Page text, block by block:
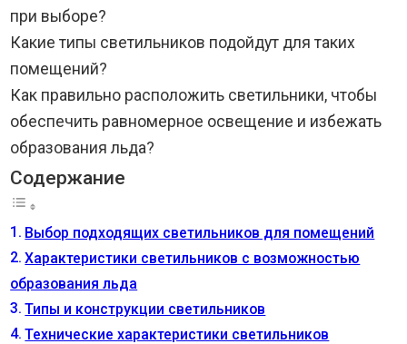
при выборе?
Какие типы светильников подойдут для таких
помещений?
Как правильно расположить светильники, чтобы
обеспечить равномерное освещение и избежать
образования льда?
Содержание
Выбор подходящих светильников для помещений
Характеристики светильников с возможностью
образования льда
Типы и конструкции светильников
Технические характеристики светильников